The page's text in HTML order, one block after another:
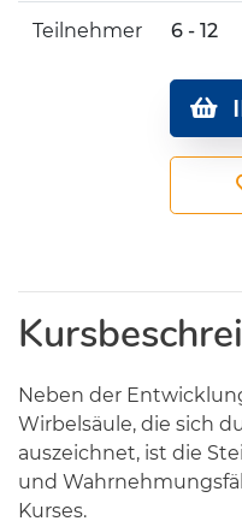
Teilnehmer 6 - 12
Neben der
Wirbelsäule, die sich
auszeichnet, ist die
und
Kurses.